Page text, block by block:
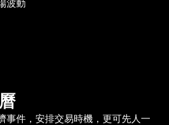
波動
事件，安排交易時機，更可先人一